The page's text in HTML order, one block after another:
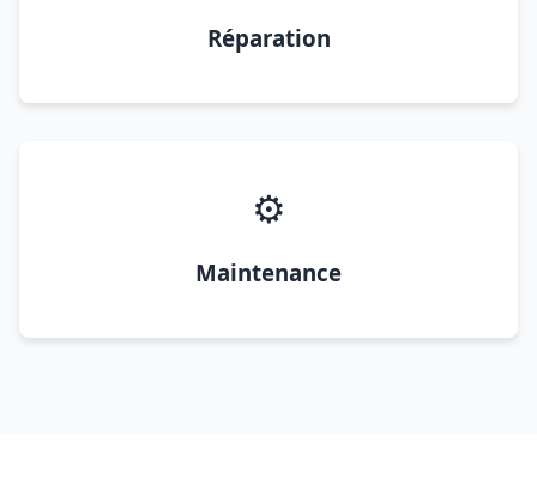
Réparation
⚙️
Maintenance